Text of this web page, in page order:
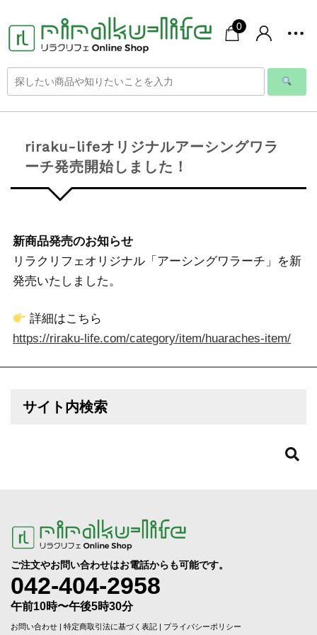
0
riraku-lifeオリジナルアーシングワラ
ーチ発売開始しました！
新商品発売のお知らせ
リラクリフェオリジナル「アーシングワラーチ」を新
発売いたしました。
詳細はこちら
https://riraku-life.com/category/item/huaraches-item/
サイト内検索
ご注文やお問い合わせはお電話からも可能です。
042-404-2958
午前10時〜午後5時30分
お問い合わせ| 特定商取引法に基づく表記| プライバシーポリシー